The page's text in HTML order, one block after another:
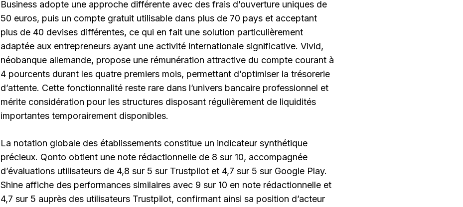
Business adopte une approche différente avec des frais d’ouverture uniques de
50 euros, puis un compte gratuit utilisable dans plus de 70 pays et acceptant
plus de 40 devises différentes, ce qui en fait une solution particulièrement
adaptée aux entrepreneurs ayant une activité internationale significative. Vivid,
néobanque allemande, propose une rémunération attractive du compte courant à
4 pourcents durant les quatre premiers mois, permettant d’optimiser la trésorerie
d’attente. Cette fonctionnalité reste rare dans l’univers bancaire professionnel et
mérite considération pour les structures disposant régulièrement de liquidités
importantes temporairement disponibles.
La notation globale des établissements constitue un indicateur synthétique
précieux. Qonto obtient une note rédactionnelle de 8 sur 10, accompagnée
d’évaluations utilisateurs de 4,8 sur 5 sur Trustpilot et 4,7 sur 5 sur Google Play.
Shine affiche des performances similaires avec 9 sur 10 en note rédactionnelle et
4,7 sur 5 auprès des utilisateurs Trustpilot, confirmant ainsi sa position d’acteur